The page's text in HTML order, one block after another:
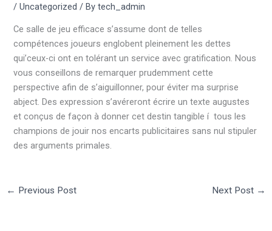
/Uncategorized / Bytech_admin
Ce salle de jeu efficace s’assume dont de telles
compétences joueurs englobent pleinement les dettes
qui’ceux-ci ont en tolérant un service avec gratification. Nous
vous conseillons de remarquer prudemment cette
perspective afin de s’aiguillonner, pour éviter ma surprise
abject. Des expression s’avéreront écrire un texte augustes
et conçus de façon à donner cet destin tangible í tous les
champions de jouir nos encarts publicitaires sans nul stipuler
des arguments primales.
← Previous Post Next Post →